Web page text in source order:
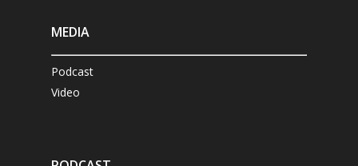
MEDIA
Podcast
Video